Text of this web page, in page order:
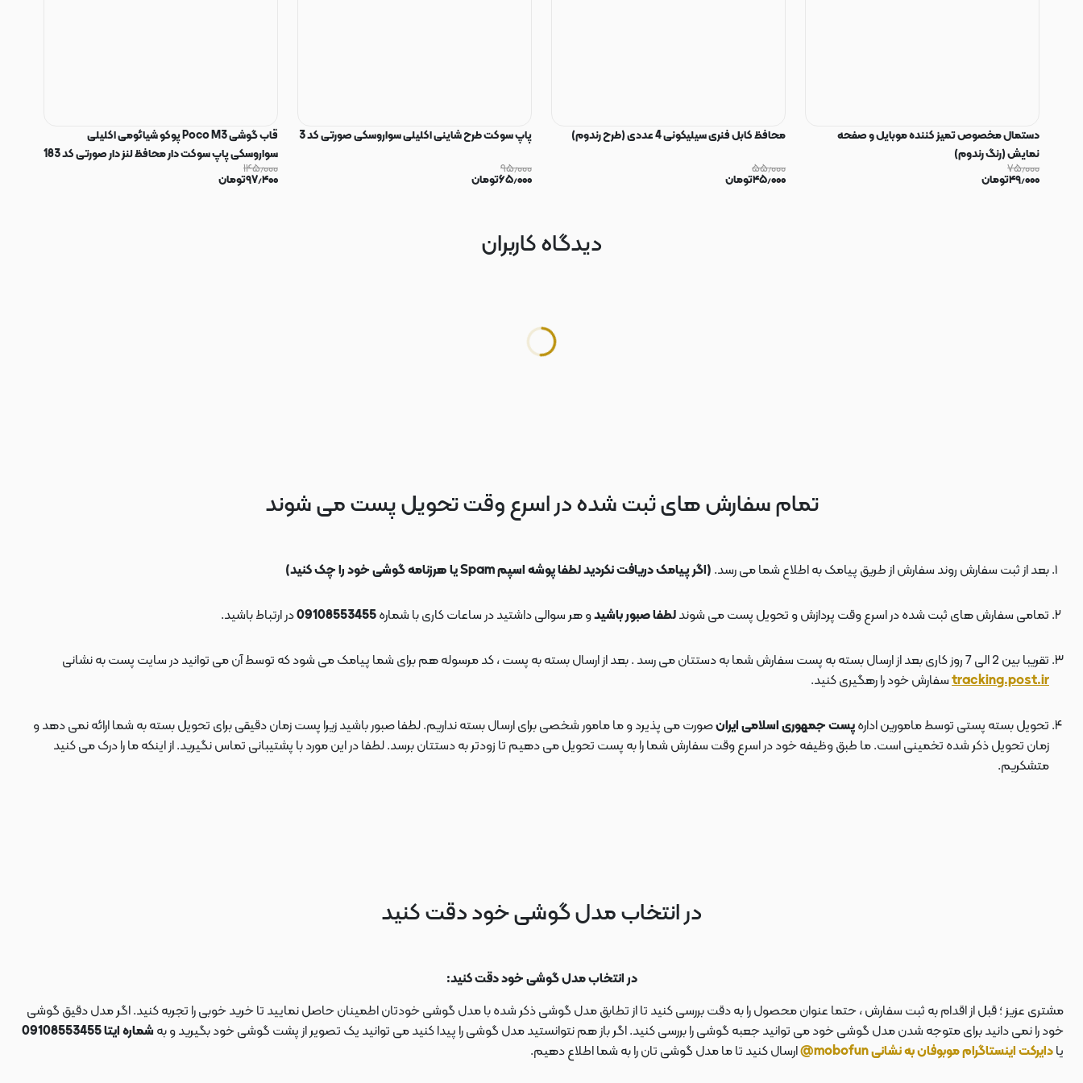
دستمال مخصوص تمیز کننده موبایل و صفحه
نمایش (رنگ رندوم)
۷۵٫۰۰۰
۴۹٫۰۰۰تومان
محافظ کابل فنری سیلیکونی 4 عددی (طرح رندوم)
۵۵٫۰۰۰
۴۵٫۰۰۰تومان
پاپ سوکت طرح شاینی اکلیلی سواروسکی صورتی کد 3
۹۵٫۰۰۰
۶۵٫۰۰۰تومان
قاب گوشی Poco M3 پوکو شیائومی اکلیلی
سواروسکی پاپ سوکت دار محافظ لنز دار صورتی کد 183
۱۴۵٫۰۰۰
۹۷٫۴۰۰تومان
دیدگاه کاربران
تمام سفارش های ثبت شده در اسرع وقت تحویل پست می شوند
بعد از ثبت سفارش روند سفارش از طریق پیامک به اطلاع شما می رسد. (اگر پیامک دریافت نکردید لطفا پوشه اسپم Spam یا هرزنامه گوشی خود را چک کنید)
تمامی سفارش های ثبت شده در اسرع وقت پردازش و تحویل پست می شوندلطفا صبور باشیدو هر سوالی داشتید در ساعات کاری با شماره در ارتباط باشید.
تقریبا بین 2 الی 7 روز کاری بعد از ارسال بسته به پست سفارش شما به دستتان می رسد . بعد از ارسال بسته به پست ، کد مرسوله هم برای شما پیامک می شود که توسط آن می توانید در سایت پست به نشانی
tracking.post.irسفارش خود را رهگیری کنید.
تحویل بسته پستی توسط مامورین ادارهپست جمهوری اسلامی ایرانصورت می پذیرد و ما مامور شخصی برای ارسال بسته نداریم. لطفا صبور باشید زیرا پست زمان دقیقی برای تحویل بسته به شما ارائه نمی دهد و
زمان تحویل ذکر شده تخمینی است. ما طبق وظیفه خود در اسرع وقت سفارش شما را به پست تحویل می دهیم تا زودتر به دستتان برسد. لطفا در این مورد با پشتیبانی تماس نگیرید. از اینکه ما را درک می کنید
متشکریم.
در انتخاب مدل گوشی خود دقت کنید
در انتخاب مدل گوشی خود دقت کنید:
مشتری عزیز ؛ قبل از اقدام به ثبت سفارش ، حتما عنوان محصول را به دقت بررسی کنید تا از تطابق مدل گوشی ذکر شده با مدل گوشی خودتان اطمینان حاصل نمایید تا خرید خوبی را تجربه کنید. اگر مدل دقیق گوشی
خود را نمی دانید برای متوجه شدن مدل گوشی خود می توانید جعبه گوشی را بررسی کنید. اگر باز هم نتوانستید مدل گوشی را پیدا کنید می توانید یک تصویر از پشت گوشی خود بگیرید و به شماره ایتا 09108553455
یادایرکت اینستاگرام موبوفان به نشانی mobofun@ ارسال کنید تا ما مدل گوشی تان را به شما اطلاع دهیم.